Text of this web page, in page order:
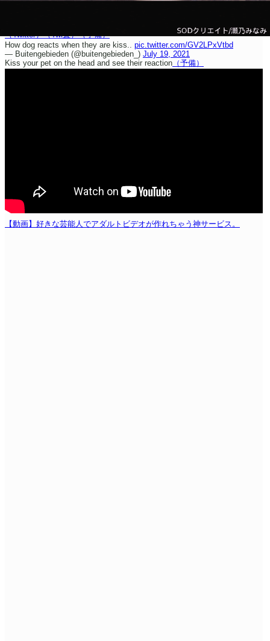
（Twitter）（Twi直）（予備）
How dog reacts when they are kiss.. pic.twitter.com/GV2LPxVtbd
— Buitengebieden (@buitengebieden_) July 19, 2021
Kiss your pet on the head and see their reaction （予備）
【動画】好きな芸能人でアダルトビデオが作れちゃう神サービス。